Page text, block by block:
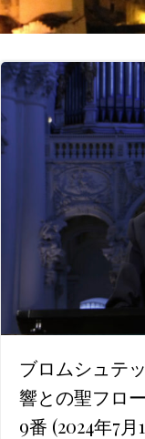
ブロムシュテ
響との聖フロ
9番 (2024年7月